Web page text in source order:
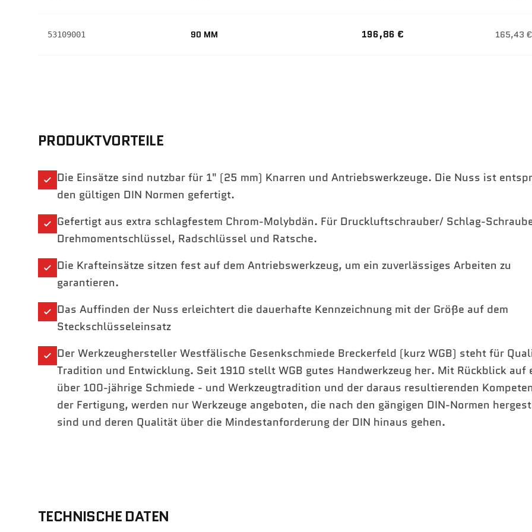
53109001 90 MM 196,86 € 165,43 €
PRODUKTVORTEILE
Die Einsätze sind nutzbar für 1" (25 mm) Knarren und Antriebswerkzeuge. Die Nuss ist
den gültigen DIN Normen gefertigt.
Gefertigt aus extra schlagfestem Chrom-Molybdän. Für Druckluftschrauber/ Schlag-
Drehmomentschlüssel, Radschlüssel und Ratsche.
Die Krafteinsätze sitzen fest auf dem Antriebswerkzeug, um ein zuverlässiges Arbeiten zu
garantieren.
Das Auffinden der Nuss erleichtert die dauerhafte Kennzeichnung mit der Größe auf dem
Steckschlüsseleinsatz
Der Werkzeughersteller Westfälische Gesenkschmiede Breckerfeld (kurz WGB) steht für
Tradition und Entwicklung. Seit 1910 stellt WGB gutes Handwerkzeug her. Mit Rückblick auf
über 100-jährige Schmiede - und Werkzeugtradition und der daraus resultierenden
der Fertigung, werden nur Werkzeuge angeboten, die nach den gängigen DIN-Normen
sind und deren Qualität über die Mindestanforderung der DIN hinaus gehen.
TECHNISCHE DATEN